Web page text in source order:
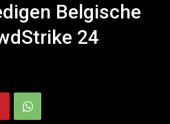
Belgische
24